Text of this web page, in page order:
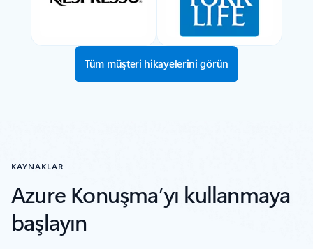
Tüm müşteri hikayelerini görün
KAYNAKLAR
Azure Konuşma’yı kullanmaya
başlayın